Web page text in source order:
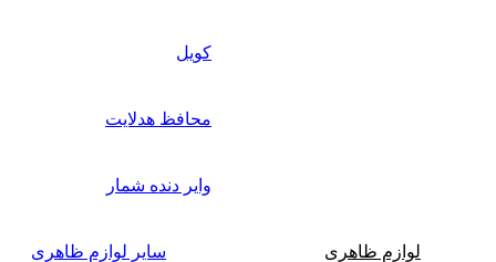
کویل
محافظ هدلایت
وایر دنده شمار
لوازم ظاهری سایر لوازم ظاهری